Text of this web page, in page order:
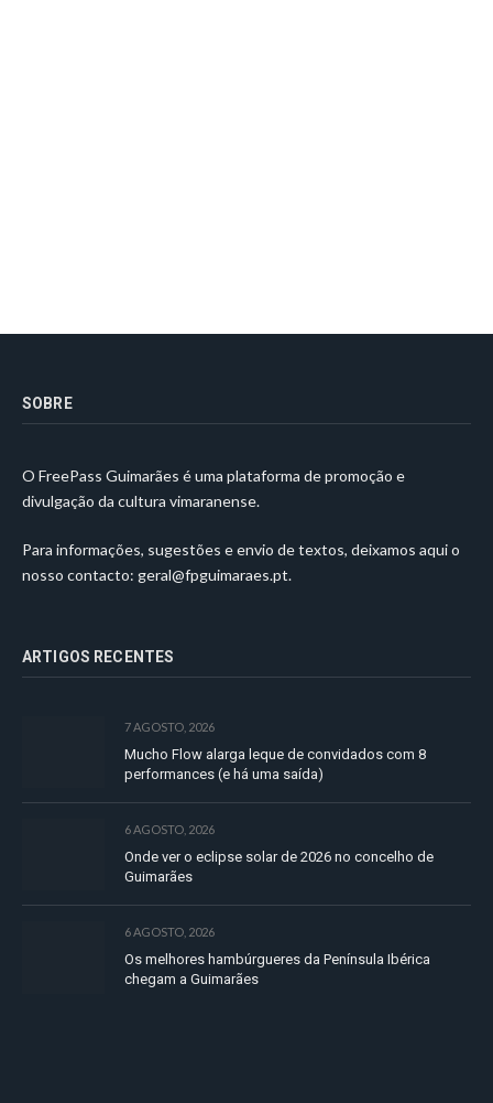
SOBRE
O FreePass Guimarães é uma plataforma de promoção e
divulgação da cultura vimaranense.
Para informações, sugestões e envio de textos, deixamos aqui o
nosso contacto: geral@fpguimaraes.pt.
ARTIGOS RECENTES
7 AGOSTO, 2026
Mucho Flow alarga leque de convidados com 8
performances (e há uma saída)
6 AGOSTO, 2026
Onde ver o eclipse solar de 2026 no concelho de
Guimarães
6 AGOSTO, 2026
Os melhores hambúrgueres da Península Ibérica
chegam a Guimarães